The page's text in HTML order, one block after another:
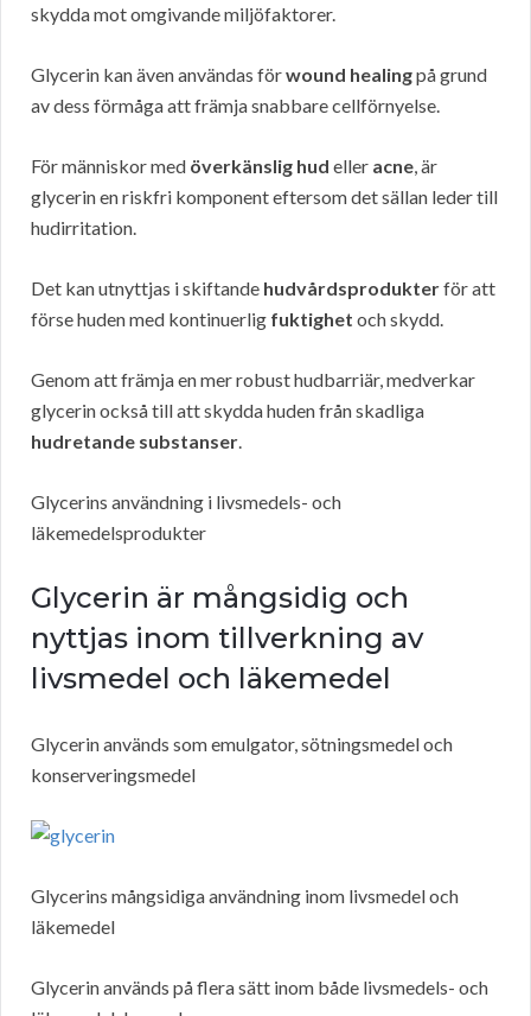
skydda mot omgivande miljöfaktorer.
Glycerin kan även användas förwound healingpå grund
av dess förmåga att främja snabbare cellförnyelse.
För människor med överkänslig hud eller acne , är
glycerin en riskfri komponent eftersom det sällan leder till
hudirritation.
Det kan utnyttjas i skiftande hudvårdsprodukterför att
förse huden med kontinuerlig fuktighet och skydd.
Genom att främja en mer robust hudbarriär, medverkar
glycerin också till att skydda huden från skadliga
hudretande substanser
Glycerins användning i livsmedels- och
läkemedelsprodukter
Glycerin är mångsidig och
nyttjas inom tillverkning av
livsmedel och läkemedel
Glycerin används som emulgator, sötningsmedel och
konserveringsmedel
Glycerins mångsidiga användning inom livsmedel och
läkemedel
Glycerin används på flera sätt inom både livsmedels- och